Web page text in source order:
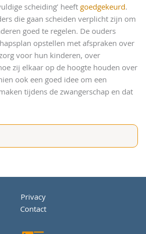
scheiding’ heeft goedgekeurd.
die gaan scheiden verplicht zijn om
goed te regelen. De ouders
opstellen met afspraken over
voor hun kinderen, over
zij elkaar op de hoogte houden over
ook een goed idee om een
tijdens de zwangerschap en dat
Privacy
Contact